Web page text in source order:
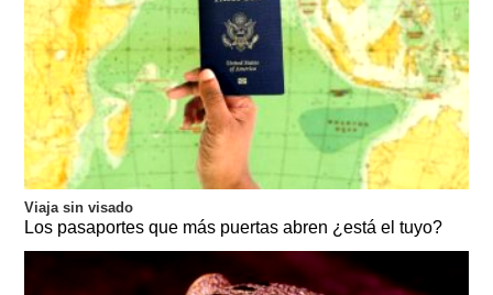
Viaja sin visado
Los pasaportes que más puertas abren ¿está el tuyo?